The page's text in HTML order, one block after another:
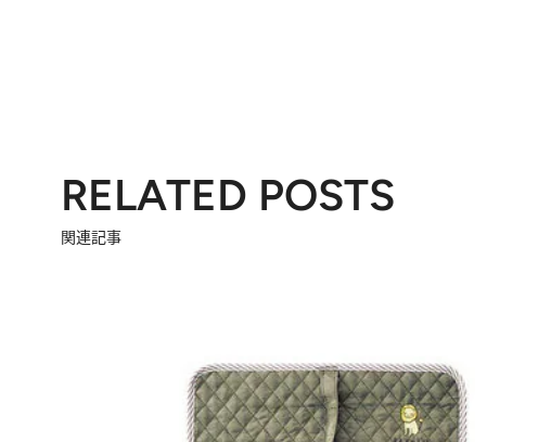
RELATED POSTS
関連記事